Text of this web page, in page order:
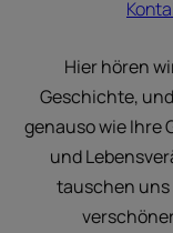
Hier hören
Geschichte,
genauso wie Ihre
und
tauschen uns